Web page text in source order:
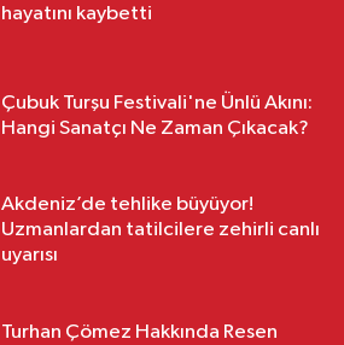
hayatını kaybetti
Çubuk Turşu Festivali'ne Ünlü Akını:
Hangi Sanatçı Ne Zaman Çıkacak?
Akdeniz’de tehlike büyüyor!
Uzmanlardan tatilcilere zehirli canlı
uyarısı
Turhan Çömez Hakkında Resen